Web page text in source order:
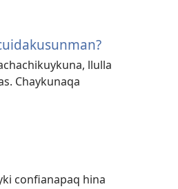
llulla
Chaykunaqa
confianapaq hina